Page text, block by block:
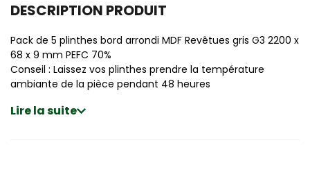
DESCRIPTION PRODUIT
Pack de 5 plinthes bord arrondi MDF Revêtues gris G3 2200 x
68 x 9 mm PEFC 70%
Conseil : Laissez vos plinthes prendre la température
ambiante de la pièce pendant 48 heures
Lire la suite